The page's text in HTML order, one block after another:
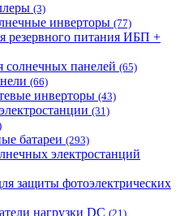
(3)
инверторы (77)
резервного питания ИБП +
солнечных панелей (65)
(66)
инверторы (43)
(31)
батареи (293)
электростанций
защиты фотоэлектрических
нагрузки DC (21)